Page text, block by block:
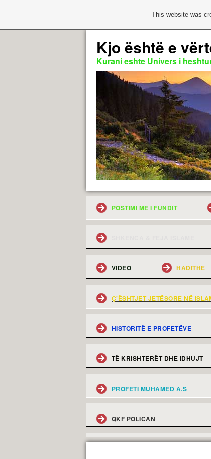
Kjo është e
Kurani eshte Univers i
POSTIMI ME I FUNDIT
VIDEO HADITHE
Ç'ËSHTJET JETËSORE NË
HISTORITË E PROFETËVE
TË KRISHTERËT DHE IDHUJT
PROFETI MUHAMED A.S
QKF POLICAN
This website was